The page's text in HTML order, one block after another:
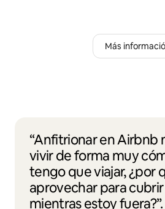
Más
“Anfitrionar en Airbnb
vivir de forma muy
tengo que viajar, ¿por
aprovechar para
mientras estoy fuera?”.